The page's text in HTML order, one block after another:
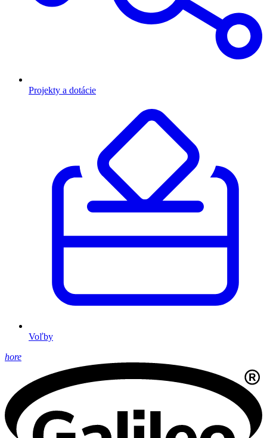
Projekty a dotácie
Voľby
hore